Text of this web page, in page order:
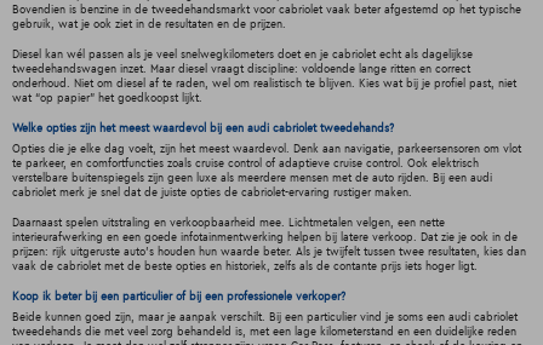
Bovendien is benzine in de tweedehandsmarkt voor cabriolet vaak beter afgestemd op het typische
gebruik, wat je ook ziet in de resultaten en de prijzen.
Diesel kan wél passen als je veel snelwegkilometers doet en je cabriolet echt als dagelijkse
tweedehandswagen inzet. Maar diesel vraagt discipline: voldoende lange ritten en correct
onderhoud. Niet om diesel af te raden, wel om realistisch te blijven. Kies wat bij je profiel past, niet
wat “op papier” het goedkoopst lijkt.
Welke opties zijn het meest waardevol bij een audi cabriolet tweedehands?
Opties die je elke dag voelt, zijn het meest waardevol. Denk aan navigatie, parkeersensoren om vlot
te parkeer, en comfortfuncties zoals cruise control of adaptieve cruise control. Ook elektrisch
verstelbare buitenspiegels zijn geen luxe als meerdere mensen met de auto rijden. Bij een audi
cabriolet merk je snel dat de juiste opties de cabriolet-ervaring rustiger maken.
Daarnaast spelen uitstraling en verkoopbaarheid mee. Lichtmetalen velgen, een nette
interieurafwerking en een goede infotainmentwerking helpen bij latere verkoop. Dat zie je ook in de
prijzen: rijk uitgeruste auto’s houden hun waarde beter. Als je twijfelt tussen twee resultaten, kies dan
vaak de cabriolet met de beste opties en historiek, zelfs als de contante prijs iets hoger ligt.
Koop ik beter bij een particulier of bij een professionele verkoper?
Beide kunnen goed zijn, maar je aanpak verschilt. Bij een particulier vind je soms een audi cabriolet
tweedehands die met veel zorg behandeld is, met een lage kilometerstand en een duidelijke reden